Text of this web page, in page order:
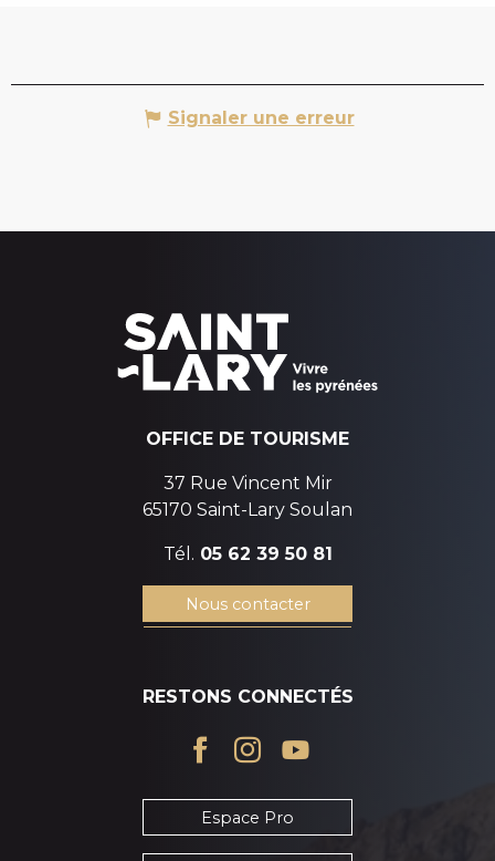
Signaler une erreur
OFFICE DE TOURISME
37 Rue Vincent Mir
65170 Saint-Lary Soulan
Tél. 05 62 39 50 81
Nous contacter
RESTONS CONNECTÉS
Espace Pro